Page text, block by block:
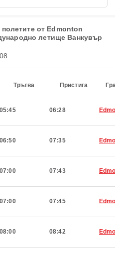
от Edmonton
летище Ванкувър
Тръгва Пристига
05:45 06:28
06:50 07:35
07:00 07:43
07:00 07:45
08:00 08:42